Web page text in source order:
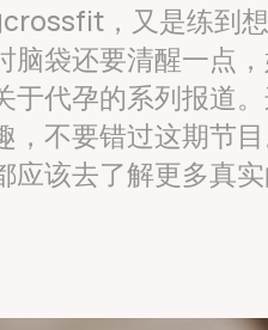
，又是练到
脑袋还要清醒一点
于代孕的系列报道
，不要错过这期节
应该去了解更多真